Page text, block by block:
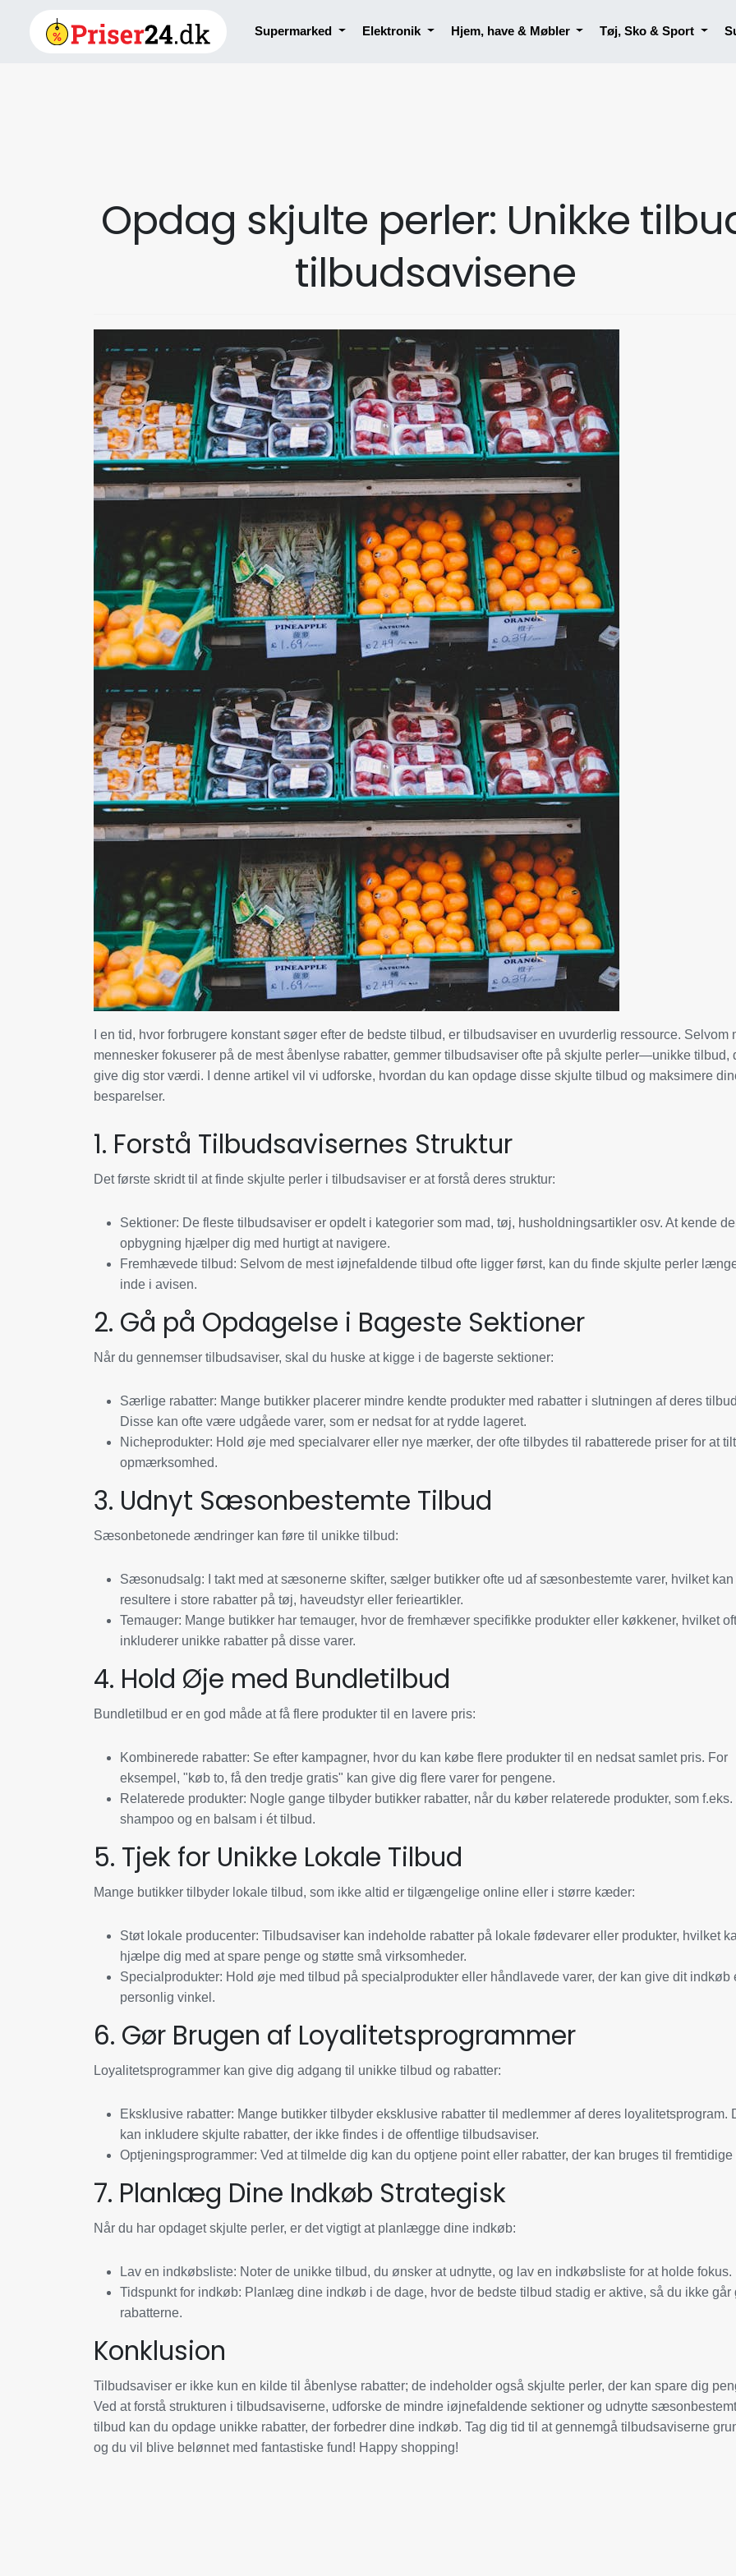
Supermarked Elektronik Hjem, have & Møbler Tøj, Sko & Sport
Opdag skjulte perler: Unikke
tilbudsavisene
I en tid, hvor forbrugere konstant søger efter de bedste tilbud, er tilbudsaviser en uvurderlig ressource. Selvom
mennesker fokuserer på de mest åbenlyse rabatter, gemmer tilbudsaviser ofte på skjulte perler—unikke tilbud,
give dig stor værdi. I denne artikel vil vi udforske, hvordan du kan opdage disse skjulte tilbud og maksimere
besparelser.
1. Forstå Tilbudsavisernes Struktur
Det første skridt til at finde skjulte perler i tilbudsaviser er at forstå deres struktur:
Sektioner: De fleste tilbudsaviser er opdelt i kategorier som mad, tøj, husholdningsartikler osv. At kende
opbygning hjælper dig med hurtigt at navigere.
Fremhævede tilbud: Selvom de mest iøjnefaldende tilbud ofte ligger først, kan du finde skjulte perler
inde i avisen.
2. Gå på Opdagelse i Bageste Sektioner
Når du gennemser tilbudsaviser, skal du huske at kigge i de bagerste sektioner:
Særlige rabatter: Mange butikker placerer mindre kendte produkter med rabatter i slutningen af deres
Disse kan ofte være udgåede varer, som er nedsat for at rydde lageret.
Nicheprodukter: Hold øje med specialvarer eller nye mærker, der ofte tilbydes til rabatterede priser for at
opmærksomhed.
3. Udnyt Sæsonbestemte Tilbud
Sæsonbetonede ændringer kan føre til unikke tilbud:
Sæsonudsalg: I takt med at sæsonerne skifter, sælger butikker ofte ud af sæsonbestemte varer, hvilket kan
resultere i store rabatter på tøj, haveudstyr eller ferieartikler.
Temauger: Mange butikker har temauger, hvor de fremhæver specifikke produkter eller køkkener, hvilket
inkluderer unikke rabatter på disse varer.
4. Hold Øje med Bundletilbud
Bundletilbud er en god måde at få flere produkter til en lavere pris:
Kombinerede rabatter: Se efter kampagner, hvor du kan købe flere produkter til en nedsat samlet pris. For
eksempel, "køb to, få den tredje gratis" kan give dig flere varer for pengene.
Relaterede produkter: Nogle gange tilbyder butikker rabatter, når du køber relaterede produkter, som f.eks.
shampoo og en balsam i ét tilbud.
5. Tjek for Unikke Lokale Tilbud
Mange butikker tilbyder lokale tilbud, som ikke altid er tilgængelige online eller i større kæder:
Støt lokale producenter: Tilbudsaviser kan indeholde rabatter på lokale fødevarer eller produkter, hvilket
hjælpe dig med at spare penge og støtte små virksomheder.
Specialprodukter: Hold øje med tilbud på specialprodukter eller håndlavede varer, der kan give dit indkøb
personlig vinkel.
6. Gør Brugen af Loyalitetsprogrammer
Loyalitetsprogrammer kan give dig adgang til unikke tilbud og rabatter:
Eksklusive rabatter: Mange butikker tilbyder eksklusive rabatter til medlemmer af deres loyalitetsprogram.
kan inkludere skjulte rabatter, der ikke findes i de offentlige tilbudsaviser.
Optjeningsprogrammer: Ved at tilmelde dig kan du optjene point eller rabatter, der kan bruges til fremtidige
7. Planlæg Dine Indkøb Strategisk
Når du har opdaget skjulte perler, er det vigtigt at planlægge dine indkøb:
Lav en indkøbsliste: Noter de unikke tilbud, du ønsker at udnytte, og lav en indkøbsliste for at holde fokus.
Tidspunkt for indkøb: Planlæg dine indkøb i de dage, hvor de bedste tilbud stadig er aktive, så du ikke går
rabatterne.
Konklusion
Tilbudsaviser er ikke kun en kilde til åbenlyse rabatter; de indeholder også skjulte perler, der kan spare dig
Ved at forstå strukturen i tilbudsaviserne, udforske de mindre iøjnefaldende sektioner og udnytte
tilbud kan du opdage unikke rabatter, der forbedrer dine indkøb. Tag dig tid til at gennemgå tilbudsaviserne
og du vil blive belønnet med fantastiske fund! Happy shopping!